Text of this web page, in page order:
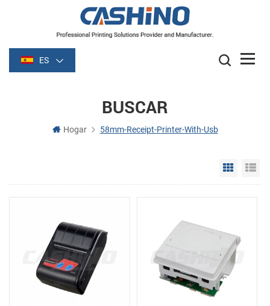
ES
BUSCAR
Hogar 58mm-Receipt-Printer-With-Usb
Grid